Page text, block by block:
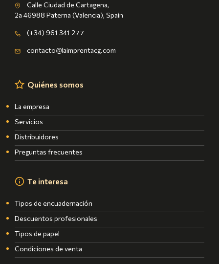
Calle Ciudad de Cartagena,
2a 46988 Paterna (Valencia), Spain
(+34) 961 341 277
contacto@laimprentacg.com
Quiénes somos
La empresa
Servicios
Distribuidores
Preguntas frecuentes
Te interesa
Tipos de encuadernación
Descuentos profesionales
Tipos de papel
Condiciones de venta